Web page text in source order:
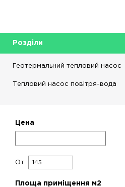
Розділи
Геотермальний тепловий насос
Тепловий насос повітря-вода
Цена
От
Площа приміщення м2